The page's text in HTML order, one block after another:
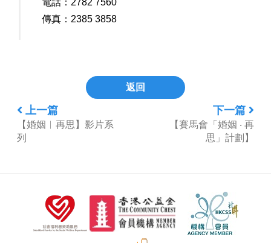
電話：2782 7560
傳真：2385 3858
上一篇
【婚姻︳再思】影片系
列
返回
下一篇
【賽馬會「婚姻 ‧ 再
思」計劃】